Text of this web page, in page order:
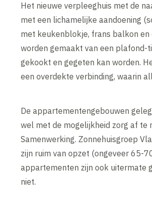
Het nieuwe verpleeghuis met de
met een lichamelijke aandoening
met keukenblokje, frans balkon en
worden gemaakt van een plafond-
gekookt en gegeten kan worden.
een overdekte verbinding, waarin
De appartementengebouwen
wel met de mogelijkheid zorg af te
Samenwerking. Zonnehuisgroep
zijn ruim van opzet (ongeveer 65-
appartementen zijn ook uitermate
niet.